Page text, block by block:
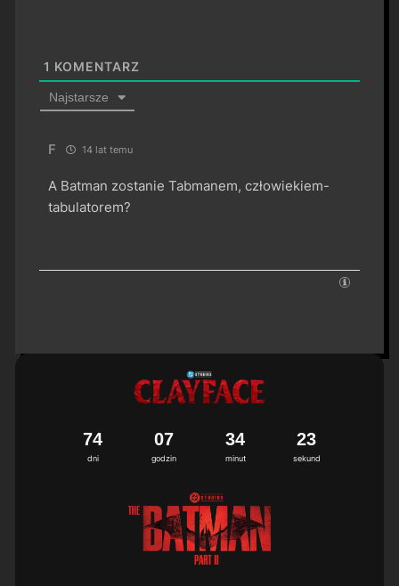
1 KOMENTARZ
Najstarsze
F 14 lat temu
A Batman zostanie Tabmanem, człowiekiem-
tabulatorem?
dni
74
godzin
07
minut
34
sekund
22
3